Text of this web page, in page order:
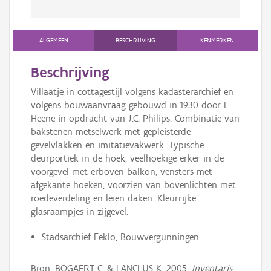
ALGEMEEN BESCHRIJVING KENMERKEN
Beschrijving
Villaatje in cottagestijl volgens kadasterarchief en
volgens bouwaanvraag gebouwd in 1930 door E.
Heene in opdracht van J.C. Philips. Combinatie van
bakstenen metselwerk met gepleisterde
gevelvlakken en imitatievakwerk. Typische
deurportiek in de hoek, veelhoekige erker in de
voorgevel met erboven balkon, vensters met
afgekante hoeken, voorzien van bovenlichten met
roedeverdeling en leien daken. Kleurrijke
glasraampjes in zijgevel.
Stadsarchief Eeklo, Bouwvergunningen.
Bron: BOGAERT C. & LANCLUS K. 2005: Inventaris